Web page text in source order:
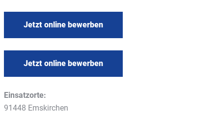
Jetzt online bewerben
Jetzt online bewerben
Einsatzorte:
91448 Emskirchen